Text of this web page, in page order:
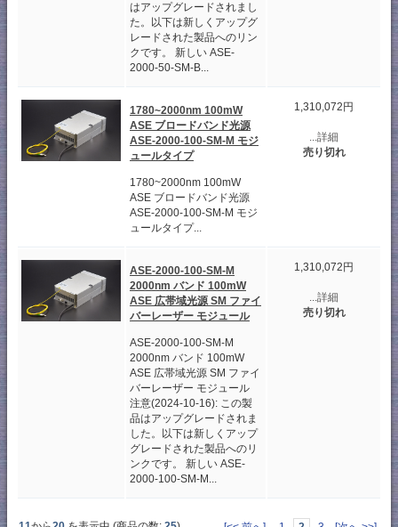
はアップグレードされまし
た。以下は新しくアップグ
レードされた製品へのリン
クです。 新しい ASE-
2000-50-SM-B...
1780~2000nm 100mW
ASE ブロードバンド光源
ASE-2000-100-SM​​-M モジ
ュールタイプ
1780~2000nm 100mW
ASE ブロードバンド光源
ASE-2000-100-SM​​-M モジ
ュールタイプ...
1,310,072円
...詳細
売り切れ
ASE-2000-100-SM-M
2000nm バンド 100mW
ASE 広帯域光源 SM ファイ
バーレーザー モジュール
ASE-2000-100-SM-M
2000nm バンド 100mW
ASE 広帯域光源 SM ファイ
バーレーザー モジュール
注意(2024-10-16): この製
品はアップグレードされま
した。以下は新しくアップ
グレードされた製品へのリ
ンクです。 新しい ASE-
2000-100-SM-M...
1,310,072円
...詳細
売り切れ